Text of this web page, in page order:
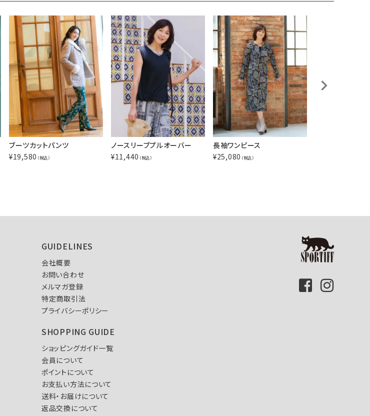
ブーツカットパンツ
¥19,580 （税込）
ノースリーブプルオーバー
¥11,440 （税込）
長袖ワンピース
¥25,080 （税込）
GUIDELINES
会社概要
お問い合わせ
メルマガ登録
特定商取引法
プライバシーポリシー
SHOPPING GUIDE
ショッピングガイド一覧
会員について
ポイントについて
お支払い方法について
送料・お届けについて
返品交換について